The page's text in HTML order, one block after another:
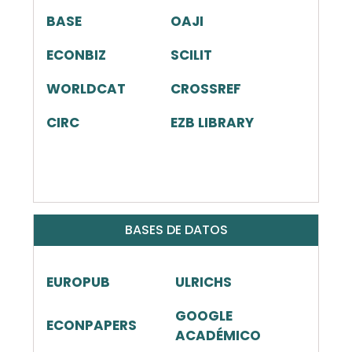
BASE
OAJI
ECONBIZ
SCILIT
WORLDCAT
CROSSREF
CIRC
EZB LIBRARY
BASES DE DATOS
EUROPUB ULRICHS
ECONPAPERS
GOOGLE
ACADÉMICO